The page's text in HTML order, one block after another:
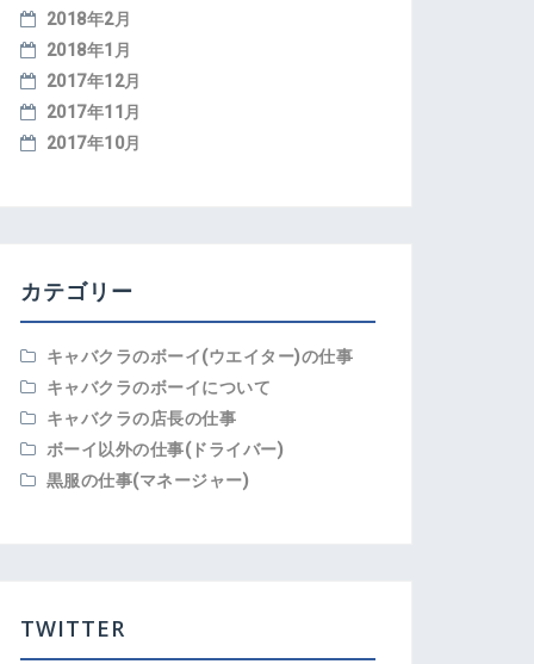
2018年2月
2018年1月
2017年12月
2017年11月
2017年10月
カテゴリー
キャバクラのボーイ(ウエイター)の仕事
キャバクラのボーイについて
キャバクラの店長の仕事
ボーイ以外の仕事(ドライバー)
黒服の仕事(マネージャー)
TWITTER